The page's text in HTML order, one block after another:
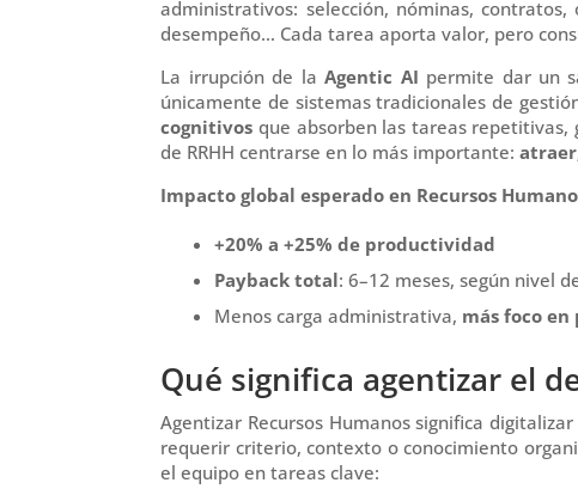
administrativos: selección, nóminas,
desempeño… Cada tarea aporta valor, pero
La irrupción de laAgentic AI permite dar un
únicamente de sistemas tradicionales de
cognitivos que absorben las tareas
de RRHH centrarse en lo más importante:
Impacto global esperado en Recursos
+20% a +25% de productividad
Payback total: 6–12 meses, según nivel
Menos carga administrativa, más foco
Qué significa agentizar el
Agentizar Recursos Humanos significa
requerir criterio, contexto o conocimiento
el equipo en tareas clave: